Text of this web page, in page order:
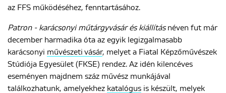
az FFS működéséhez, fenntartásához.
Patron - karácsonyi műtárgyvásár és kiállításnéven fut már
december harmadika óta az egyik legizgalmasabb
karácsonyi művészeti vásár, melyet a Fiatal Képzőművészek
Stúdiója Egyesület (FKSE) rendez. Az idén kilencéves
eseményen majdnem száz művész munkájával
találkozhatunk, amelyekhez katalógus is készült, melyek